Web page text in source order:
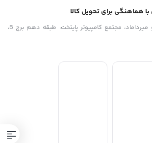
هماهنگی برای تحویل کالا
تقاطع خیابان ولیعصر و میرداماد، مجتمع کامپیوتر پایتخت، طبقه دهم برج B،